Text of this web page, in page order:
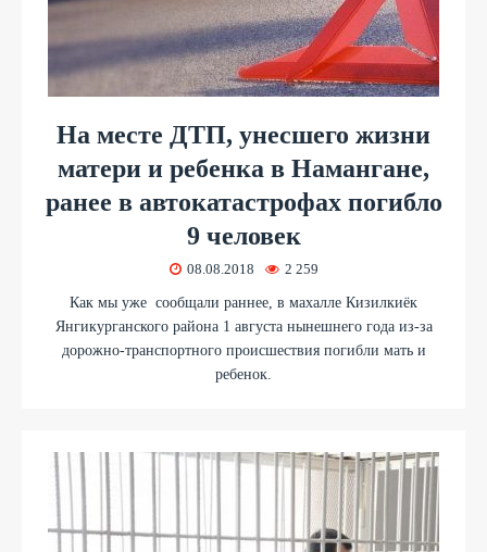
На месте ДТП, унесшего жизни
матери и ребенка в Намангане,
ранее в автокатастрофах погибло
9 человек
08.08.2018 2 259
Как мы уже сообщали раннее, в махалле Кизилкиёк
Янгикурганского района 1 августа нынешнего года из-за
дорожно-транспортного происшествия погибли мать и
ребенок.